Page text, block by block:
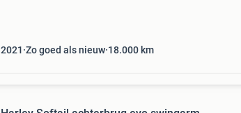
2021 Zo goed als nieuw 18.000 km